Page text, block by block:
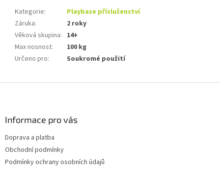
Kategorie:
Playbase příslušenství
Záruka:
2 roky
Věková skupina: 14+
Max nosnost:
100 kg
Určeno pro: Soukromé použití
Informace pro vás
Doprava a platba
Obchodní podmínky
Podmínky ochrany osobních údajů